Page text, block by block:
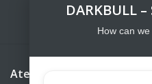
Atención al cliente
DARKBULL
How can